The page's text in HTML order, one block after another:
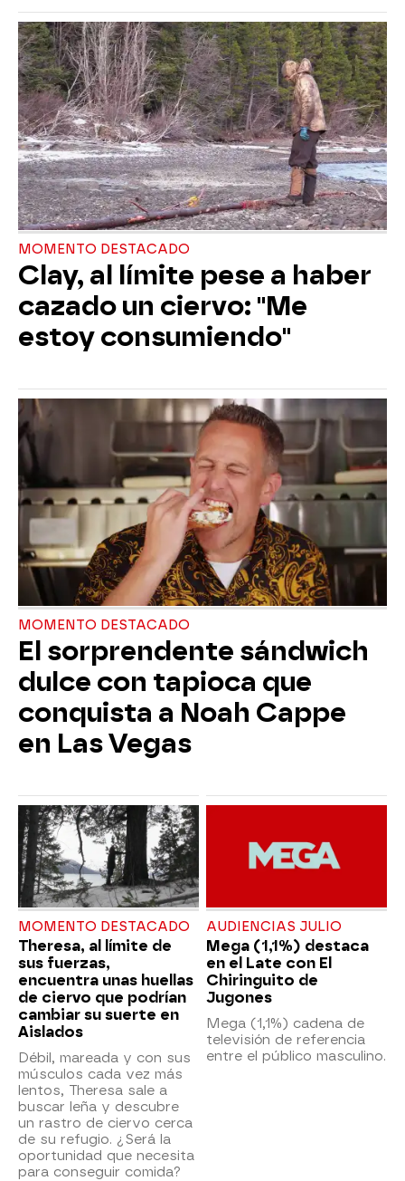
MOMENTO DESTACADO
Clay, al límite pese a haber
cazado un ciervo: "Me
estoy consumiendo"
MOMENTO DESTACADO
El sorprendente sándwich
dulce con tapioca que
conquista a Noah Cappe
en Las Vegas
MOMENTO DESTACADO
Theresa, al límite de
sus fuerzas,
encuentra unas huellas
de ciervo que podrían
cambiar su suerte en
Aislados
Débil, mareada y con sus
músculos cada vez más
lentos, Theresa sale a
buscar leña y descubre
un rastro de ciervo cerca
de su refugio. ¿Será la
oportunidad que necesita
para conseguir comida?
AUDIENCIAS JULIO
Mega (1,1%) destaca
en el Late con El
Chiringuito de
Jugones
Mega (1,1%) cadena de
televisión de referencia
entre el público masculino.